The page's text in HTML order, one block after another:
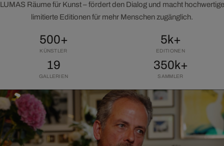
LUMAS Räume für Kunst – fördert den Dialog und macht hochwertige
limitierte Editionen für mehr Menschen zugänglich.
500+
KÜNSTLER
5k+
EDITIONEN
19
GALLERIEN
350k+
SAMMLER